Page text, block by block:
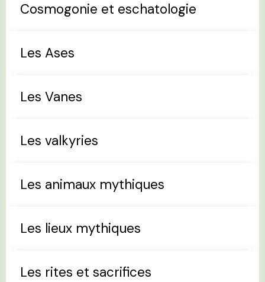
Cosmogonie et eschatologie
Les Ases
Les Vanes
Les valkyries
Les animaux mythiques
Les lieux mythiques
Les rites et sacrifices